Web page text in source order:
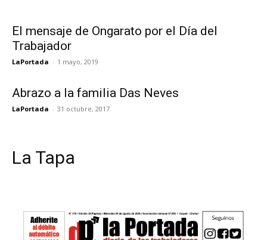
El mensaje de Ongarato por el Día del
Trabajador
LaPortada - 1 mayo, 2019
Abrazo a la familia Das Neves
LaPortada - 31 octubre, 2017
La Tapa